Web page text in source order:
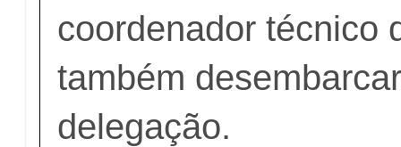
coordenador técnico
também
delegação.